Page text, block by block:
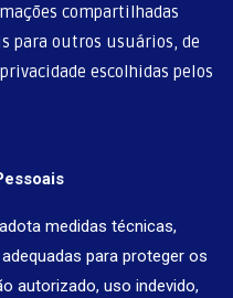
compartilhadas
para outros usuários, de
escolhidas pelos
medidas técnicas,
para proteger os
autorizado, uso indevido,